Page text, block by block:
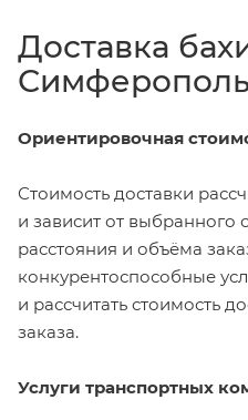
Доставка
Ориентировочная
Стоимость доставки
и зависит от выбранного
расстояния и объёма
конкурентоспособные
и рассчитать стоимость
заказа.
Услуги транспортных